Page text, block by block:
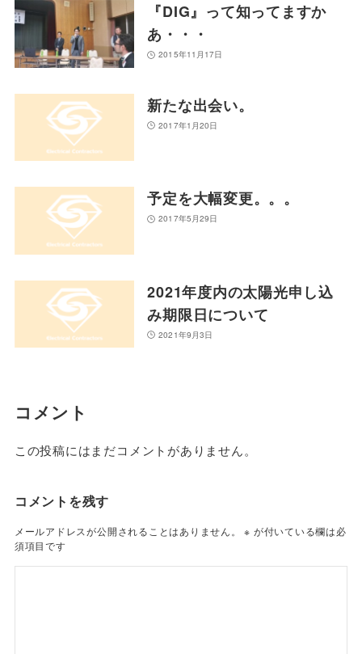
『DIG』って知ってますか
あ・・・
2015年11月17日
新たな出会い。
2017年1月20日
予定を大幅変更。。。
2017年5月29日
2021年度内の太陽光申し込
み期限日について
2021年9月3日
コメント
この投稿にはまだコメントがありません。
コメントを残す
メールアドレスが公開されることはありません。 ※ が付いている欄は必
須項目です